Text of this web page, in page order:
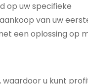
op uw specifieke
van uw
een oplossing op
u kunt